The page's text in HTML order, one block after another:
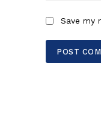
Save my